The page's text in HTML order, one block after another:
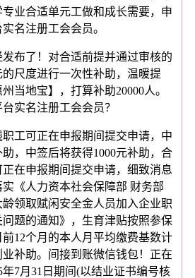
业合适单元工做和成长需要，申
名注册工会会员。
了！对合适前提并通过审核的
的尺度进行一次性补助，温暖提
当地宝】，打算补助20000人。
实名注册工会会员？
可正在申报期间提交申请，中
，中签后将获得1000元补助，合
在申报期间提交申请，细致消息
《人力资本社会保障部 财务部
领取赋闲安全金人员加入企业职
题的通知》，生育津贴按照参保
12个月的本人月平均缴费基数计
补助。间接到账微信钱包！正在
年7月31日期间(以结业证书编号核